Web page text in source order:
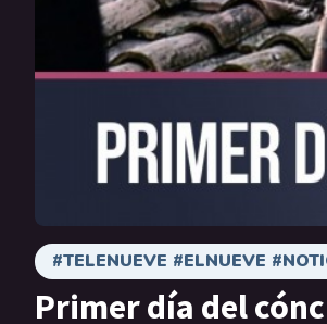
#TELENUEVE #ELNUEVE
Primer día del